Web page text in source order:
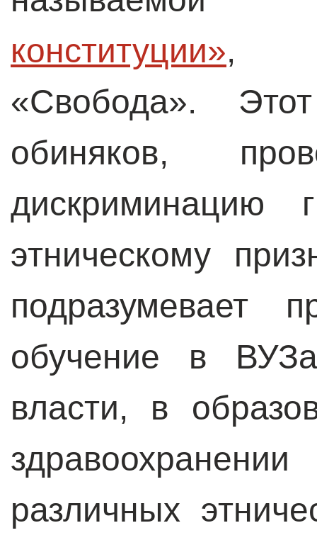
конституции»,
«Свобода».
обиняков,
дискриминацию
этническому
подразумевает
обучение в
власти, в
различных